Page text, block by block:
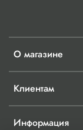
О магазине
Клиентам
Информация